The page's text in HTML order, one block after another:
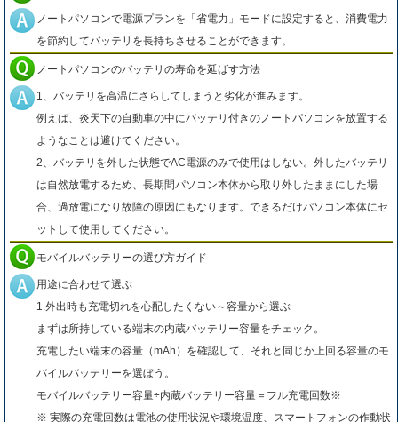
ノートパソコンで電源プランを「省電力」モードに設定すると、消費電力
を節約してバッテリを長持ちさせることができます。
ノートパソコンのバッテリの寿命を延ばす方法
1、バッテリを高温にさらしてしまうと劣化が進みます。
例えば、炎天下の自動車の中にバッテリ付きのノートパソコンを放置する
ようなことは避けてください。
2、バッテリを外した状態でAC電源のみで使用はしない。外したバッテリ
は自然放電するため、長期間パソコン本体から取り外したままにした場
合、過放電になり故障の原因にもなります。できるだけパソコン本体にセ
ットして使用してください。
モバイルバッテリーの選び方ガイド
用途に合わせて選ぶ
1.外出時も充電切れを心配したくない～容量から選ぶ
まずは所持している端末の内蔵バッテリー容量をチェック。
充電したい端末の容量（mAh）を確認して、それと同じか上回る容量のモ
バイルバッテリーを選ぼう。
モバイルバッテリー容量÷内蔵バッテリー容量＝フル充電回数※
※ 実際の充電回数は電池の使用状況や環境温度、スマートフォンの作動状